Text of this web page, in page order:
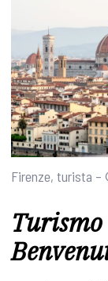
Firenze, turista –